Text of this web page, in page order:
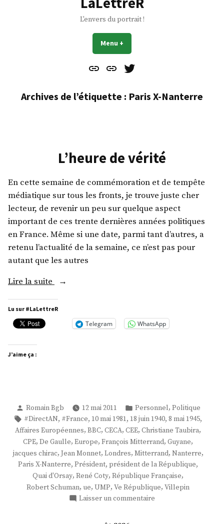
L'envers du portrait !
Menu +
Contact
À
Mes
Archives de l’étiquette : Paris X-Nanterre
L’heure de vérité
En cette semaine de commémoration et de tempête
médiatique sur tous les fronts, je trouve juste cher
lecteur, de revenir un peu sur quelque aspect
important de ces trente dernières années politiques
en France. Même si une date, parmi tant d’autres, a
retenu l’actualité de la semaine, ce n’est pas pour
autant que les autres
Lire la suite
« L’heure
vérité »
Lu sur #LaLettreR
Telegram WhatsApp
J’aime ça :
Publié
par
Romain Bgb 12 mai 2011
Publié
dans
Personnel, Politique
Étiquettes :
#DirectAN, #France, 10 mai 1981, 18 juin 1940, 8 mai 1945,
Affaires Européennes, BBC, CECA, CEE, Christiane Taubira,
CPE, De Gaulle, Europe, François Mitterrand, Guyane,
jacques chirac, Jean Monnet, Londres, Mitterrand, Nanterre,
Paris X-Nanterre, Président, président de la République,
Quai d'Orsay, René Coty, République Française,
Robert Schuman, ue, UMP, Ve République, Villepin
Laisser un commentaire